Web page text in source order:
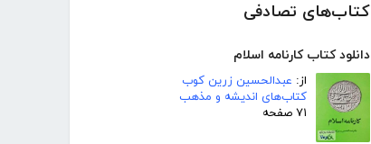
کتاب‌های تصادفی
دانلود کتاب کارنامه اسلام
از: عبدالحسین زرین کوب
کتاب‌های اندیشه و مذهب
۷۱ صفحه